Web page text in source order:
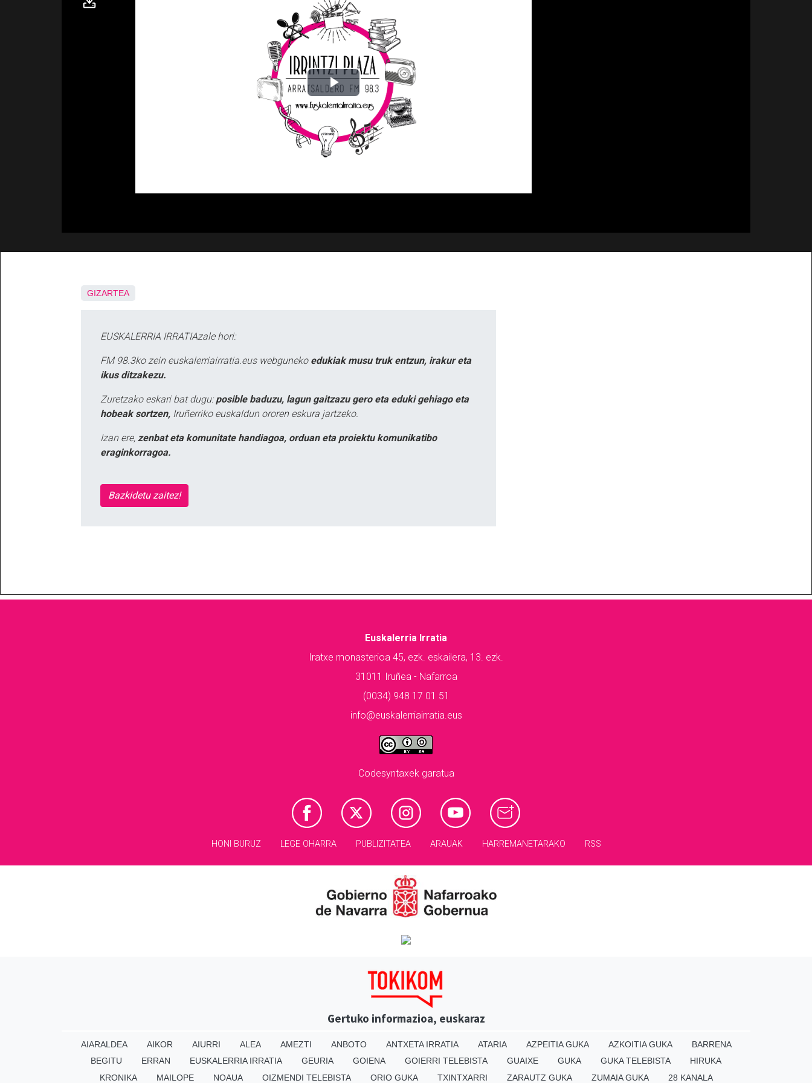
GIZARTEA
EUSKALERRIA IRRATIAzale hori:
FM 98.3ko zein euskalerriairratia.eus webguneko edukiak musu truk entzun, irakur eta
ikus ditzakezu.
Zuretzako eskari bat dugu: posible baduzu, lagun gaitzazu gero eta eduki gehiago eta
hobeak sortzen, Iruñerriko euskaldun ororen eskura jartzeko.
Izan ere, zenbat eta komunitate handiagoa, orduan eta proiektu komunikatibo
eraginkorragoa.
Bazkidetu zaitez!
Euskalerria Irratia
Iratxe monasterioa 45, ezk. eskailera, 13. ezk.
31011 Iruñea - Nafarroa
(0034) 948 17 01 51
info@euskalerriairratia.eus
Codesyntaxek garatua
HONI BURUZ LEGE OHARRA PUBLIZITATEA ARAUAK HARREMANETARAKO RSS
Gertuko informazioa, euskaraz
AIARALDEA AIKOR AIURRI ALEA AMEZTI ANBOTO ANTXETA IRRATIA ATARIA AZPEITIA GUKA AZKOITIA GUKA
BARRENA
BEGITU
ERRAN EUSKALERRIA IRRATIA GEURIA GOIENA GOIERRI TELEBISTA GUAIXE GUKA GUKA TELEBISTA
HIRUKA
KRONIKA
MAILOPE NOAUA OIZMENDI TELEBISTA ORIO GUKA TXINTXARRI ZARAUTZ GUKA ZUMAIA GUKA 28 KANALA